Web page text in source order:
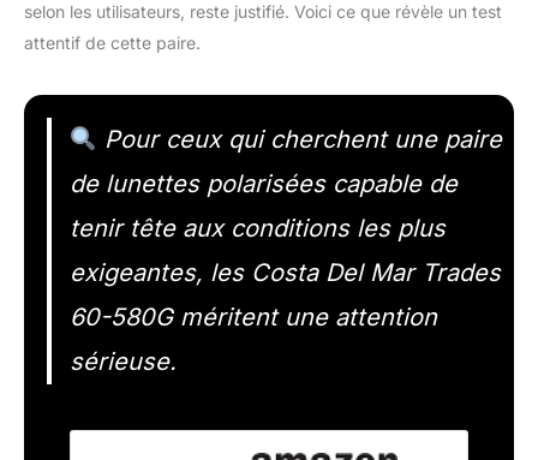
selon les utilisateurs, reste justifié. Voici ce que révèle un test
attentif de cette paire.
Pour ceux qui cherchent une paire
de lunettes polarisées capable de
tenir tête aux conditions les plus
exigeantes, les Costa Del Mar Trades
60-580G méritent une attention
sérieuse.